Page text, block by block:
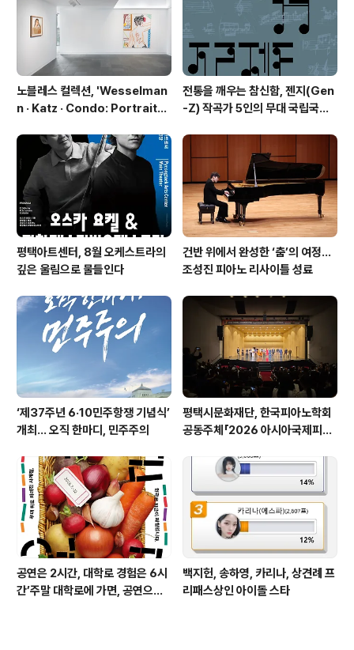
나들며 무한 상상력을 동원하게 만든다. 작품에서 느껴지
는 입체적 형상은 외계의 도시를 항공..
노블레스 컬렉션, 'Wesselman
n · Katz · Condo: Portraits i
전통을 깨우는 참신함, 젠지(Gen
-Z) 작곡가 5인의 무대 국립국악
트'
평택아트센터, 8월 오케스트라의
깊은 울림으로 물들인다
건반 위에서 완성한 ‘춤’의 여정…
조성진 피아노 리사이틀 성료
‘제37주년 6·10민주항쟁 기념식’
개최… 오직 한마디, 민주주의
평택시문화재단, 한국피아노학회
공동주체「2026 아시아국제피아
성황리 마무리
공연은 2시간, 대학로 경험은 6시
간’주말 대학로에 가면, 공연으로
백지헌, 송하영, 카리나, 상견례 프
리패스상인 아이돌 스타